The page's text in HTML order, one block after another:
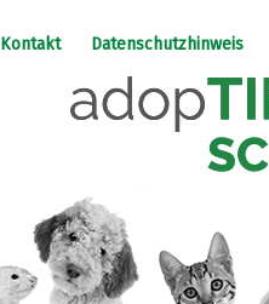
Kontakt Datenschutzhinweis